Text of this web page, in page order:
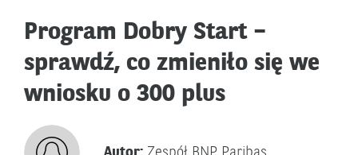
Program Dobry Start –
sprawdź, co zmieniło się we
wniosku o 300 plus